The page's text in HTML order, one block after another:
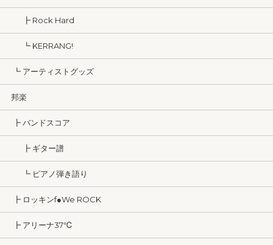
┣ Rock Hard
┗ KERRANG!
┗ アーティストグッズ
邦楽
┣ バンドスコア
┣ ギター譜
┗ ピアノ弾き語り
┣ ロッキンf●We ROCK
┣ アリーナ37℃